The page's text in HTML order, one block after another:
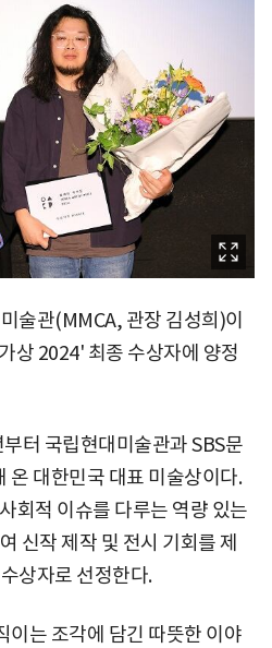
술관(MMCA, 관장 김성희)이
상 2024' 최종 수상자에 양정
터 국립현대미술관과 SBS문
온 대한민국 대표 미술상이다.
회적 이슈를 다루는 역량 있는
신작 제작 및 전시 기회를 제
상자로 선정한다.
이는 조각에 담긴 따뜻한 이야